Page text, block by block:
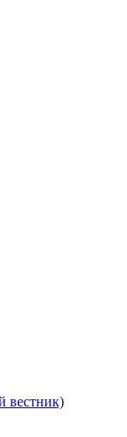
вестник)